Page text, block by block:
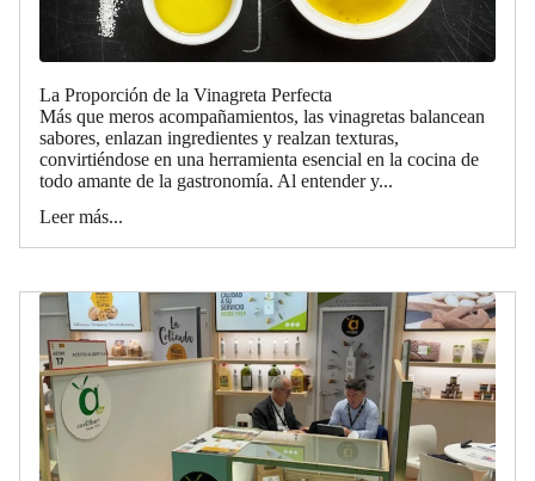
La Proporción de la Vinagreta Perfecta
Más que meros acompañamientos, las vinagretas balancean
sabores, enlazan ingredientes y realzan texturas,
convirtiéndose en una herramienta esencial en la cocina de
todo amante de la gastronomía. Al entender y...
Leer más...